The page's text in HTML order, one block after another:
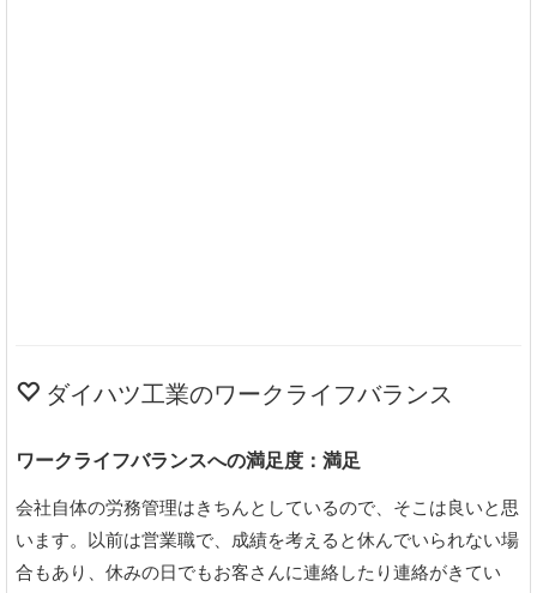
ダイハツ工業のワークライフバランス
ワークライフバランスへの満足度：満足
会社自体の労務管理はきちんとしているので、そこは良いと思
います。以前は営業職で、成績を考えると休んでいられない場
合もあり、休みの日でもお客さんに連絡したり連絡がきてい